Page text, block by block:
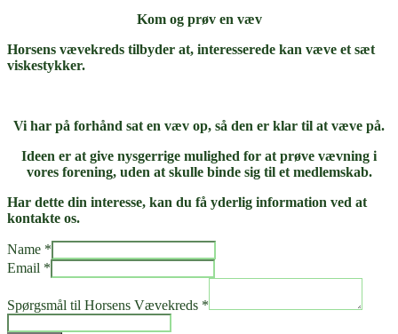
Kom og prøv en væv
Horsens vævekreds tilbyder at, interesserede kan væve et sæt
viskestykker.
Vi har på forhånd sat en væv op, så den er klar til at væve på.
Ideen er at give nysgerrige mulighed for at prøve vævning i
vores forening, uden at skulle binde sig til et medlemskab.
Har dette din interesse, kan du få yderlig information ved at
kontakte os.
Name *
Email *
Horsens
Email
Spørgsmål til Horsens Vævekreds *